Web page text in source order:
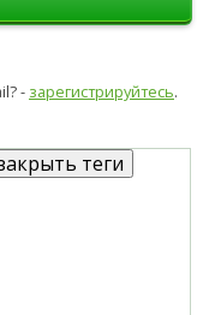
- зарегистрируйтесь.